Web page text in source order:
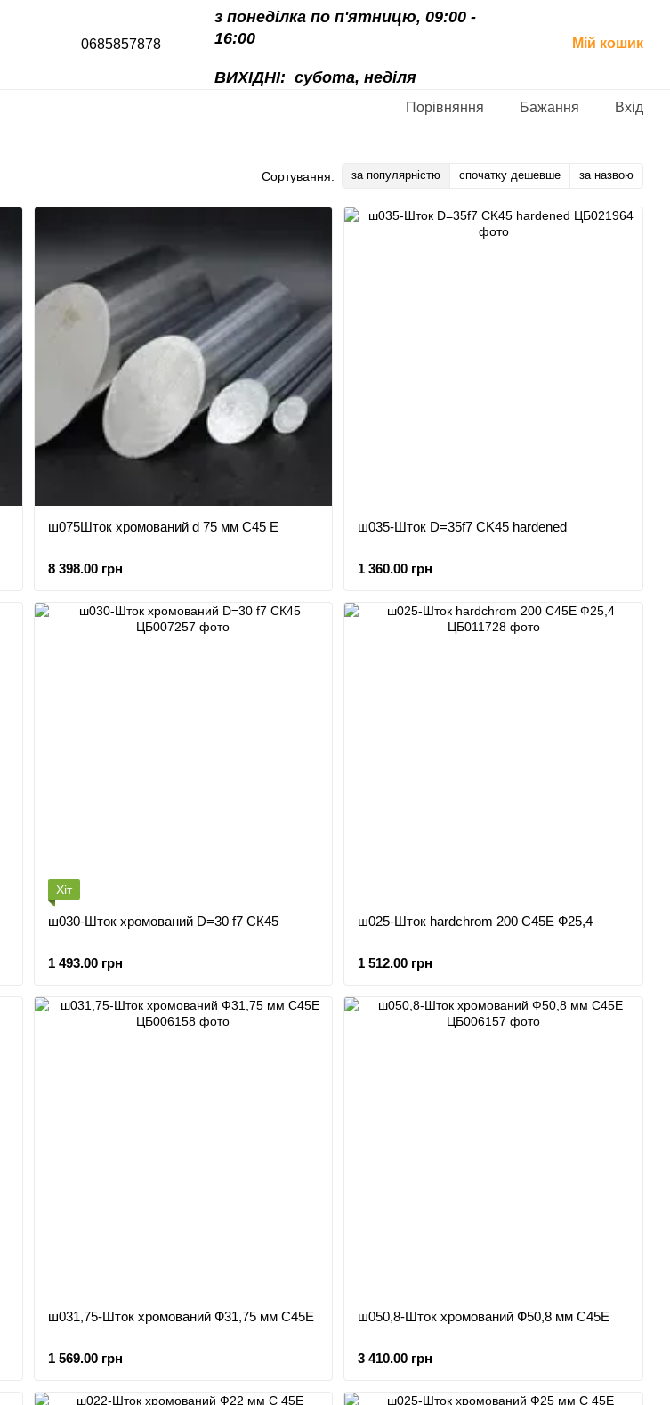
0685857878
з понеділка по п'ятницю, 09:00 -
16:00
ВИХІДНІ: субота, неділя
Мій кошик
Порівняння Бажання Вхід
Сортування: за популярністю спочатку дешевше за назвою
ш075Шток хромований d 75 мм C45 Е
8 398.00 грн
ш035-Шток D=35f7 CK45 hardened
1 360.00 грн
Хіт
ш030-Шток хромований D=30 f7 СК45
1 493.00 грн
ш025-Шток hardchrom 200 С45Е Ф25,4
1 512.00 грн
ш031,75-Шток хромований Ф31,75 мм С45Е
1 569.00 грн
ш050,8-Шток хромований Ф50,8 мм С45Е
3 410.00 грн